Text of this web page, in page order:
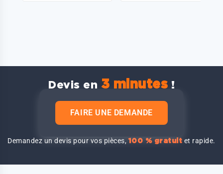
Devis en 3 minutes !
FAIRE UNE DEMANDE
Demandez un devis pour vos pièces,100 % gratuit et rapide.